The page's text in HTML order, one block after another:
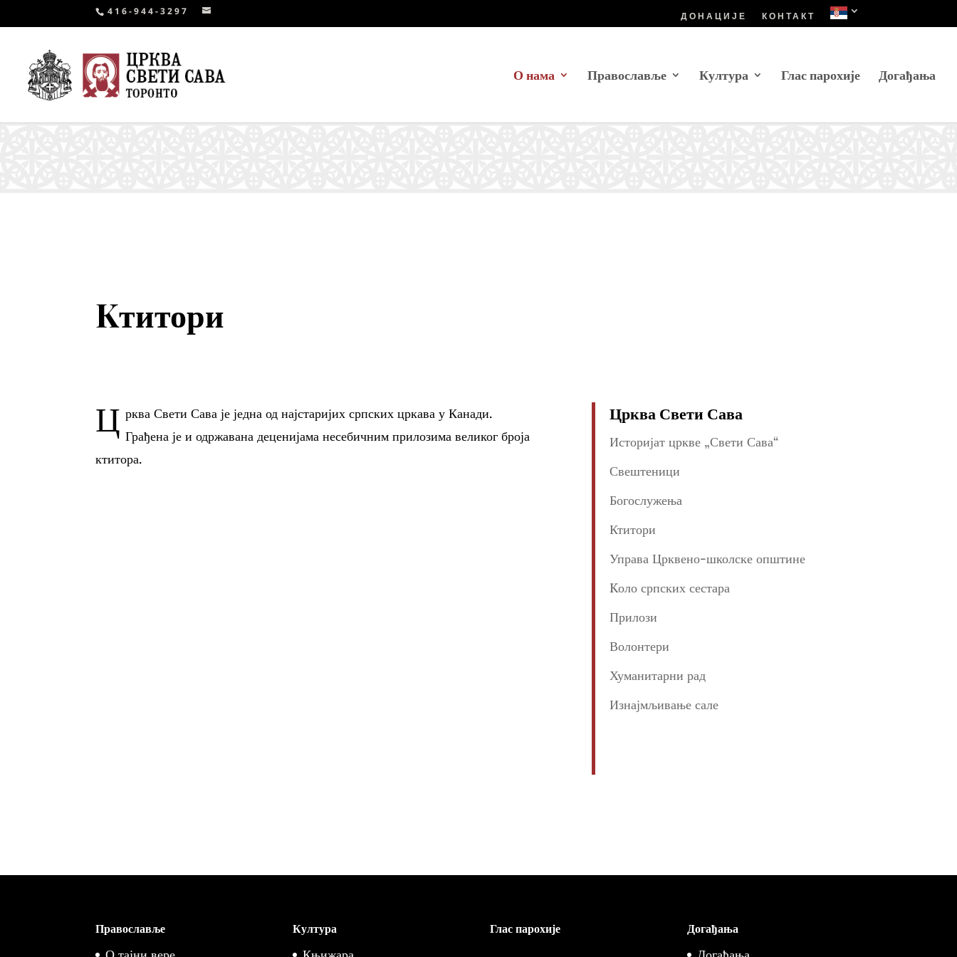
416-944-3297 ДОНАЦИЈЕ КОНТАКТ
О нама Православље Култура Глас парохије Догађања
Kтитори
Ц рква Свети Сава је једна од најстаријих српских цркава у Канади.
Грађена је и одржавана деценијама несебичним прилозима великог броја
ктитора.
Црква Свети Сава
Историјат цркве „Свети Сава“
Свештеници
Богослужења
Ктитори
Управа Црквено-школске општине
Kоло српских сестара
Прилози
Волонтери
Хуманитарни рад
Изнајмљивање сале
Православље Култура Глас парохије Догађања